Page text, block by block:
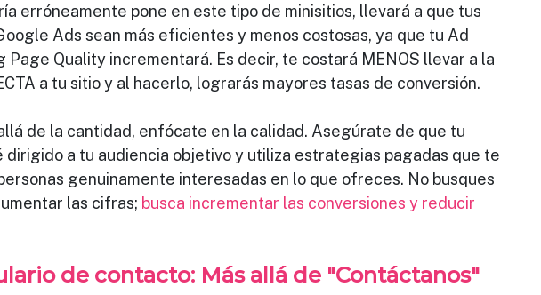
erróneamente pone en este tipo de minisitios, llevará a que tus
Ads sean más eficientes y menos costosas, ya que tu Ad
Page Quality incrementará. Es decir, te costará MENOS llevar a la
a tu sitio y al hacerlo, lograrás mayores tasas de conversión.
de la cantidad, enfócate en la calidad. Asegúrate de que tu
dirigido a tu audiencia objetivo y utiliza estrategias pagadas que te
genuinamente interesadas en lo que ofreces. No busques
las cifras; busca incrementar las conversiones y reducir
de contacto: Más allá de "Contáctanos"